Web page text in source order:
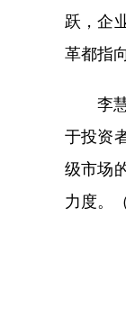
跃，企
革都指
李慧
于投资
级市场
力度。